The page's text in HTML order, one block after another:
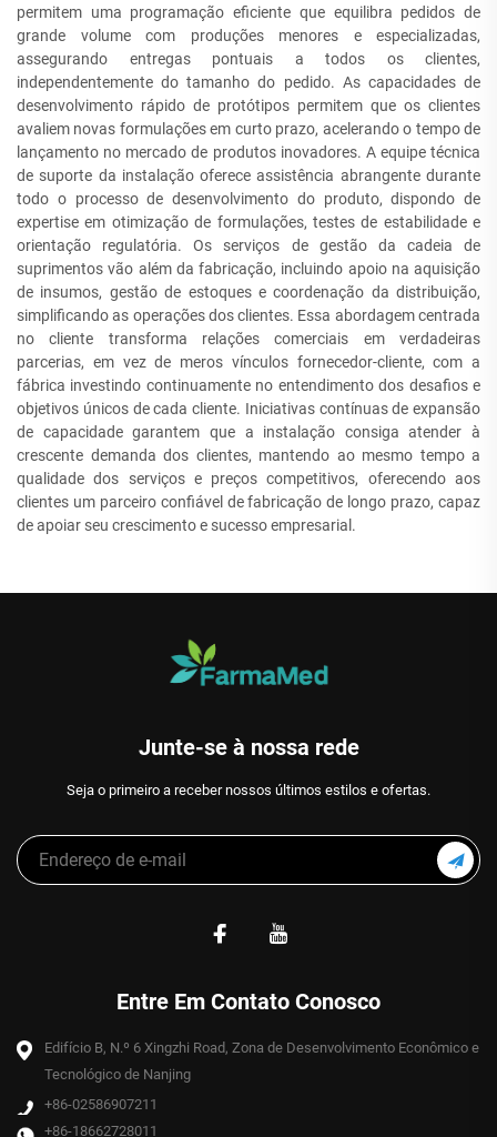
permitem uma programação eficiente que equilibra pedidos de
grande volume com produções menores e especializadas,
assegurando entregas pontuais a todos os clientes,
independentemente do tamanho do pedido. As capacidades de
desenvolvimento rápido de protótipos permitem que os clientes
avaliem novas formulações em curto prazo, acelerando o tempo de
lançamento no mercado de produtos inovadores. A equipe técnica
de suporte da instalação oferece assistência abrangente durante
todo o processo de desenvolvimento do produto, dispondo de
expertise em otimização de formulações, testes de estabilidade e
orientação regulatória. Os serviços de gestão da cadeia de
suprimentos vão além da fabricação, incluindo apoio na aquisição
de insumos, gestão de estoques e coordenação da distribuição,
simplificando as operações dos clientes. Essa abordagem centrada
no cliente transforma relações comerciais em verdadeiras
parcerias, em vez de meros vínculos fornecedor-cliente, com a
fábrica investindo continuamente no entendimento dos desafios e
objetivos únicos de cada cliente. Iniciativas contínuas de expansão
de capacidade garantem que a instalação consiga atender à
crescente demanda dos clientes, mantendo ao mesmo tempo a
qualidade dos serviços e preços competitivos, oferecendo aos
clientes um parceiro confiável de fabricação de longo prazo, capaz
de apoiar seu crescimento e sucesso empresarial.
Junte-se à nossa rede
Seja o primeiro a receber nossos últimos estilos e ofertas.
Entre Em Contato Conosco
Edifício B, N.º 6 Xingzhi Road, Zona de Desenvolvimento Econômico e
Tecnológico de Nanjing
+86-02586907211
+86-18662728011